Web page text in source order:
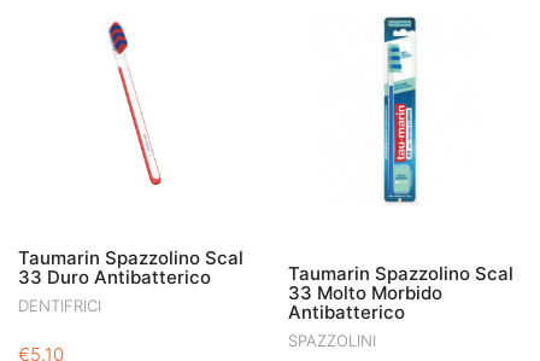
Taumarin Spazzolino Scal
33 Duro Antibatterico
DENTIFRICI
€5.10
Taumarin Spazzolino Scal
33 Molto Morbido
Antibatterico
SPAZZOLINI